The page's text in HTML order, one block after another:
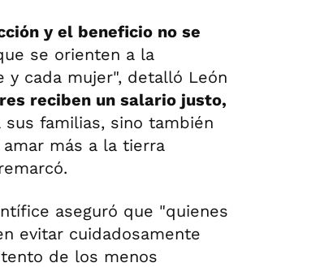
y el beneficio no se
se orienten a la
y cada mujer", detalló León
reciben un salario justo,
familias, sino también
más a la tierra
aseguró que "quienes
evitar cuidadosamente
de los menos